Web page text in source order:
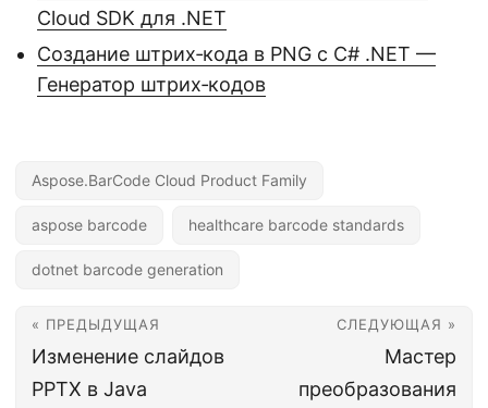
Cloud SDK для .NET
Создание штрих‑кода в PNG с C# .NET —
Генератор штрих‑кодов
Aspose.BarCode Cloud Product Family
aspose barcode healthcare barcode standards
dotnet barcode generation
« ПРЕДЫДУЩАЯ
Изменение слайдов
PPTX в Java
СЛЕДУЮЩАЯ »
Мастер
преобразования